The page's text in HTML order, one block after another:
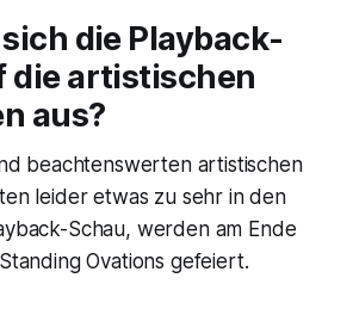
die Playback-
die artistischen
aus?
beachtenswerten artistischen
leider etwas zu sehr in den
Schau, werden am Ende
Ovations gefeiert.